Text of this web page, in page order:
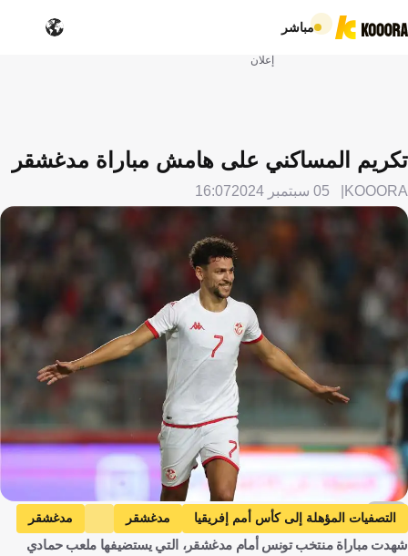
مباشر
إعلان
تكريم المساكني على هامش مباراة مدغشقر
KOOORA 05 سبتمبر 2024 16:07
EPA
التصفيات المؤهلة إلى كأس أمم إفريقيا مدغشقر
مدغشقر
تونس
تونس يوسف المساكني كرة قدم
شهدت مباراة منتخب تونس أمام مدغشقر، التي يستضيفها ملعب حمادي